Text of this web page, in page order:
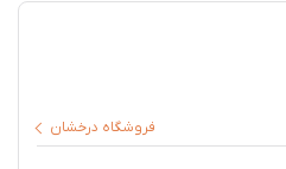
فروشگاه درخشان